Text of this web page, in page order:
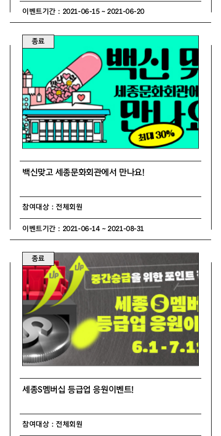
이벤트기간 : 2021-06-15 ~ 2021-06-20
종료
백신맞고 세종문화회관에서 만나요!
참여대상 : 전체회원
이벤트기간 : 2021-06-14 ~ 2021-08-31
종료
세종S멤버십 등급업 응원이벤트!
참여대상 : 전체회원